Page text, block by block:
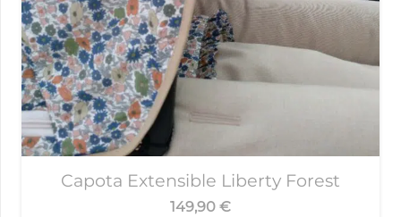
Capota Extensible Liberty Forest
149,90 €